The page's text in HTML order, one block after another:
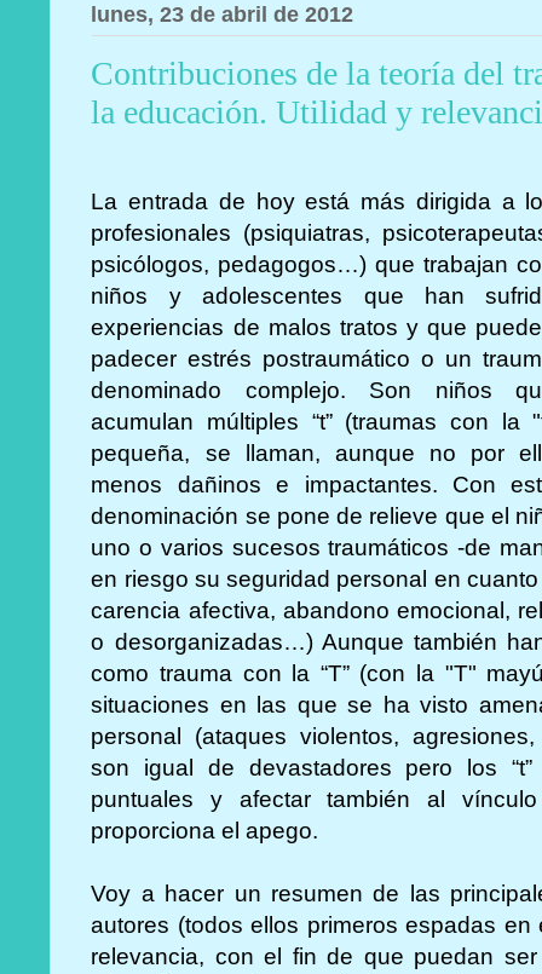
lunes, 23 de abril de 2012
Contribuciones de la teoría del
la educación. Utilidad y
La entrada de hoy está más dirigida a
profesionales (psiquiatras,
psicólogos, pedagogos…) que trabajan
niños y adolescentes que han
experiencias de malos tratos y que
padecer estrés postraumático o un
denominado complejo. Son niños
acumulan múltiples “t” (traumas con la
pequeña, se llaman, aunque no por
menos dañinos e impactantes. Con
denominación se pone de relieve que el
uno o varios sucesos traumáticos -de
en riesgo su seguridad personal en
carencia afectiva, abandono emocional,
o desorganizadas…) Aunque también
como trauma con la “T” (con la "T"
situaciones en las que se ha visto
personal (ataques violentos,
son igual de devastadores pero los
puntuales y afectar también al
proporciona el apego.
Voy a hacer un resumen de las
autores (todos ellos primeros espadas
relevancia, con el fin de que puedan